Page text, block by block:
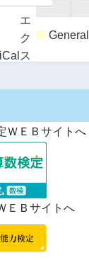
iCal
エ
ク
ス
ー
リー
General
ＷＥＢサイトへ
ＥＢサイトへ